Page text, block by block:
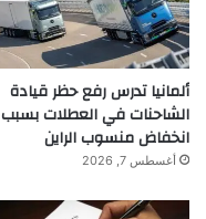
ألمانيا تدرس رفع حظر قيادة
الشاحنات في العطلات بسبب
انخفاض منسوب الراين
أغسطس 7, 2026